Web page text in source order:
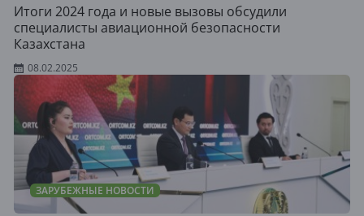
Итоги 2024 года и новые вызовы обсудили
специалисты авиационной безопасности
Казахстана
08.02.2025
ЗАРУБЕЖНЫЕ НОВОСТИ